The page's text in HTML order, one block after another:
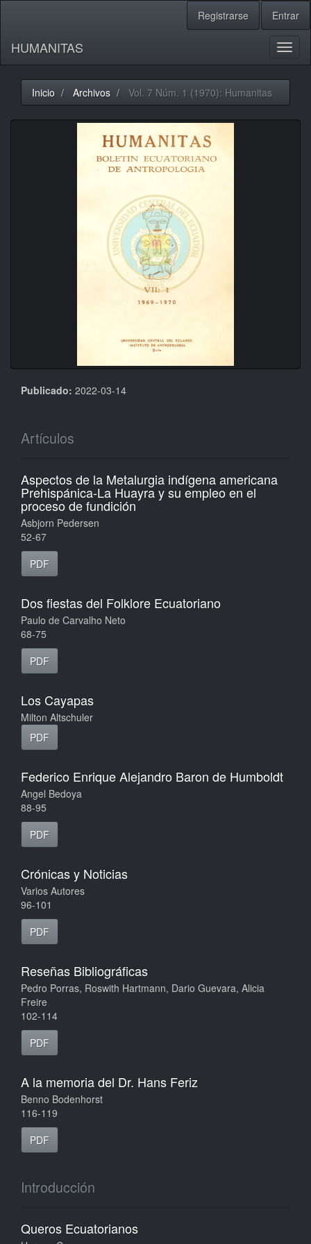
principal
Barra
lateral
Registrarse Entrar
HUMANITAS
Inicio Archivos Vol. 7 Núm. 1 (1970): Humanitas
Publicado: 2022-03-14
Artículos
Aspectos de la Metalurgia indígena americana
Prehispánica-La Huayra y su empleo en el
proceso de fundición
Asbjorn Pedersen
52-67
PDF
Dos fiestas del Folklore Ecuatoriano
Paulo de Carvalho Neto
68-75
PDF
Los Cayapas
Milton Altschuler
PDF
Federico Enrique Alejandro Baron de Humboldt
Angel Bedoya
88-95
PDF
Crónicas y Noticias
Varios Autores
96-101
PDF
Reseñas Bibliográficas
Pedro Porras, Roswith Hartmann, Dario Guevara, Alicia
Freire
102-114
PDF
A la memoria del Dr. Hans Feriz
Benno Bodenhorst
116-119
PDF
Introducción
Queros Ecuatorianos